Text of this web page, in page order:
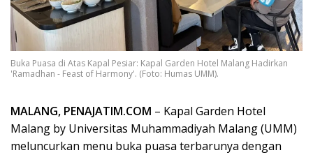
Buka Puasa di Atas Kapal Pesiar: Kapal Garden Hotel Malang Hadirkan
'Ramadhan - Feast of Harmony'. (Foto: Humas UMM).
MALANG, PENAJATIM.COM – Kapal Garden Hotel
Malang by Universitas Muhammadiyah Malang (UMM)
meluncurkan menu buka puasa terbarunya dengan